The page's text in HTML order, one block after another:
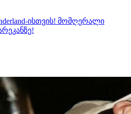
ისთვის! მომღერალი